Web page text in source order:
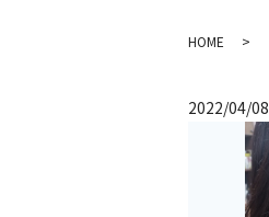
HOME
2022/04/08